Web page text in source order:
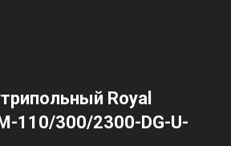
Royal
110/300/2300-DG-U-